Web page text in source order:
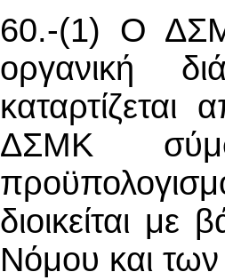
60.-(1) Ο
οργανική
καταρτίζεται
ΔΣΜΚ
διοικείται με
Νόμου και